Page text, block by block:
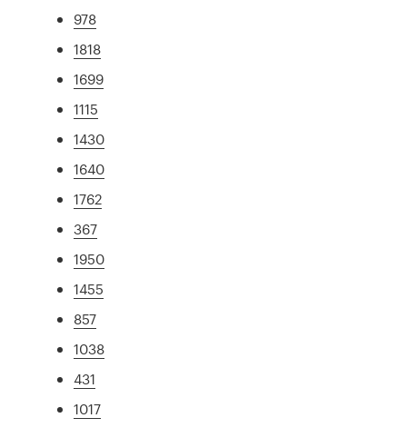
978
1818
1699
1115
1430
1640
1762
367
1950
1455
857
1038
431
1017